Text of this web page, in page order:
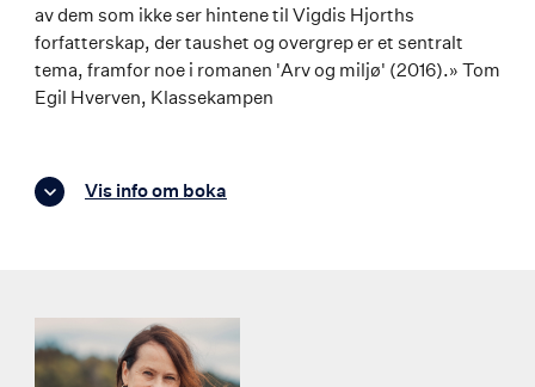
av dem som ikke ser hintene til Vigdis Hjorths
forfatterskap, der taushet og overgrep er et sentralt
tema, framfor noe i romanen 'Arv og miljø' (2016).» Tom
Egil Hverven, Klassekampen
Vis info om boka